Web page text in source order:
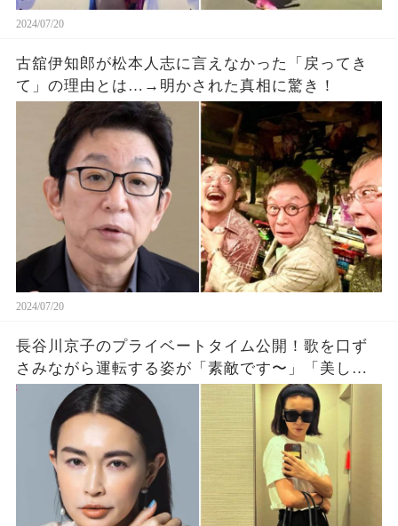
2024/07/20
古舘伊知郎が松本人志に言えなかった「戻ってき
て」の理由とは…→明かされた真相に驚き！
2024/07/20
長谷川京子のプライベートタイム公開！歌を口ず
さみながら運転する姿が「素敵です〜」「美しく
てカッコいい」…